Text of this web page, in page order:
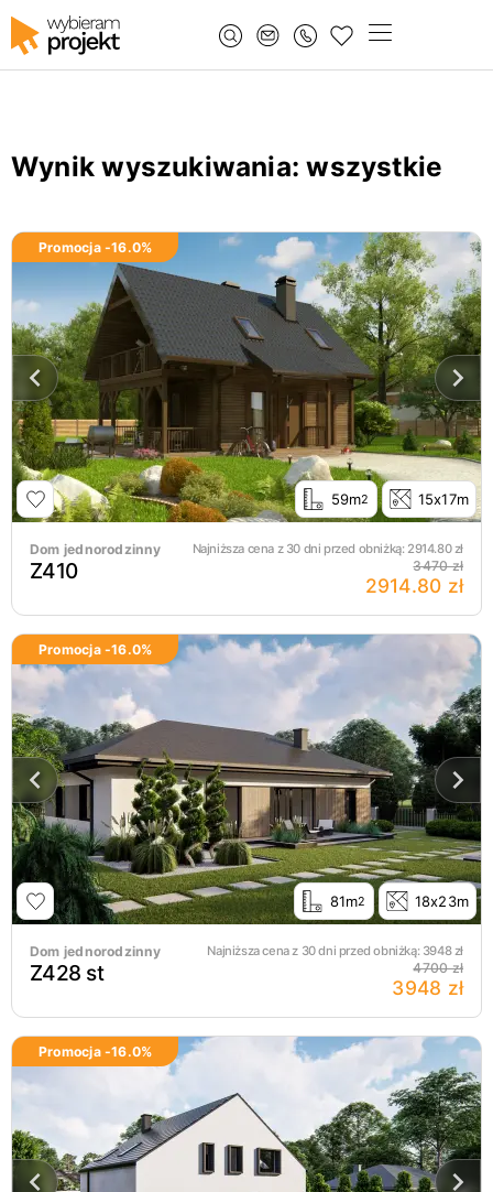
Wynik wyszukiwania: wszystkie
Promocja -16.0%
59m2 15x17m
Dom jednorodzinny Najniższa cena z 30 dni przed obniżką: 2914.80zł
Z410 3470 zł
2914.80 zł
Promocja -16.0%
81m2 18x23m
Dom jednorodzinny Najniższa cena z 30 dni przed obniżką: 3948zł
Z428 st 4700 zł
3948 zł
Promocja -16.0%